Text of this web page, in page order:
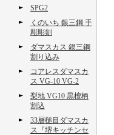
SPG2
くのいち 銀三鋼 手
彫彫刻
ダマスカス 銀三鋼
割り込み
コアレスダマスカ
ス VG-10 VG-2
梨地 VG10 黒檀柄
割込
33層槌目ダマスカ
ス『堺キッチンセ